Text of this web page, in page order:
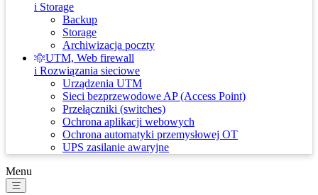
i Storage
Backup
Storage
Archiwizacja poczty
UTM, Web firewall
i Rozwiązania sieciowe
Urządzenia UTM
Sieci bezprzewodowe AP (Access Point)
Przełączniki (switches)
Ochrona aplikacji webowych
Ochrona automatyki przemysłowej OT
UPS zasilanie awaryjne
Menu